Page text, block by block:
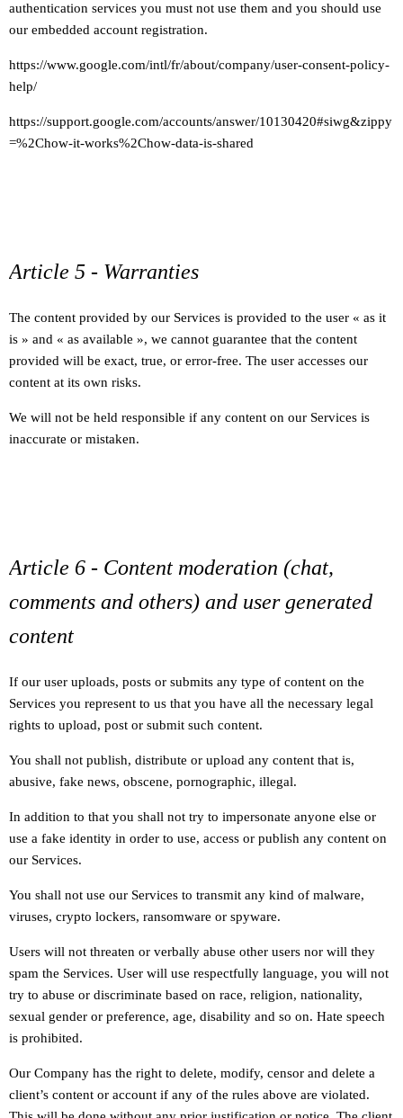
authentication services you must not use them and you should use
our embedded account registration.
https://www.google.com/intl/fr/about/company/user-consent-policy-
help/
https://support.google.com/accounts/answer/10130420#siwg&zippy
=%2Chow-it-works%2Chow-data-is-shared
Article 5 - Warranties
The content provided by our Services is provided to the user « as it
is » and « as available », we cannot guarantee that the content
provided will be exact, true, or error-free. The user accesses our
content at its own risks.
We will not be held responsible if any content on our Services is
inaccurate or mistaken.
Article 6 - Content moderation (chat,
comments and others) and user generated
content
If our user uploads, posts or submits any type of content on the
Services you represent to us that you have all the necessary legal
rights to upload, post or submit such content.
You shall not publish, distribute or upload any content that is,
abusive, fake news, obscene, pornographic, illegal.
In addition to that you shall not try to impersonate anyone else or
use a fake identity in order to use, access or publish any content on
our Services.
You shall not use our Services to transmit any kind of malware,
viruses, crypto lockers, ransomware or spyware.
Users will not threaten or verbally abuse other users nor will they
spam the Services. User will use respectfully language, you will not
try to abuse or discriminate based on race, religion, nationality,
sexual gender or preference, age, disability and so on. Hate speech
is prohibited.
Our Company has the right to delete, modify, censor and delete a
client’s content or account if any of the rules above are violated.